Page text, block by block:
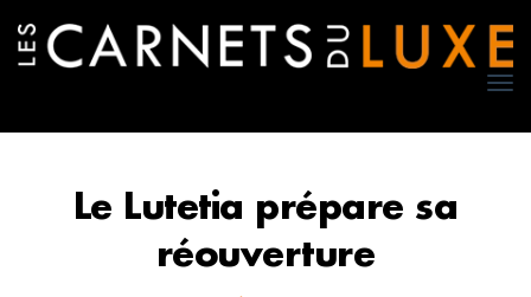
Le Lutetia prépare sa
réouverture